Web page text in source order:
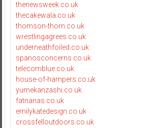
thenewsweek.co.uk
thecakewala.co.uk
thomson-thorn.co.uk
wrestlingagrees.co.uk
underneathfoiled.co.uk
spanosconcerns.co.uk
telecomblue.co.uk
house-of-hampers.co.uk
yumekanzashi.co.uk
fatnanas.co.uk
emilykatedesign.co.uk
crossfelloutdoors.co.uk